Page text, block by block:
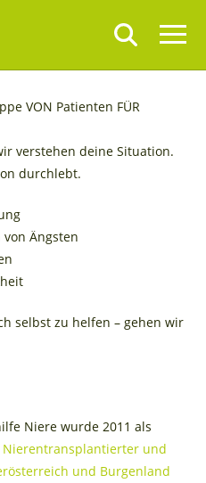
VON Patienten FÜR
verstehen deine Situation.
durchlebt.
Ängsten
selbst zu helfen – gehen wir
Niere wurde 2011 als
Nierentransplantierter und
und Burgenland